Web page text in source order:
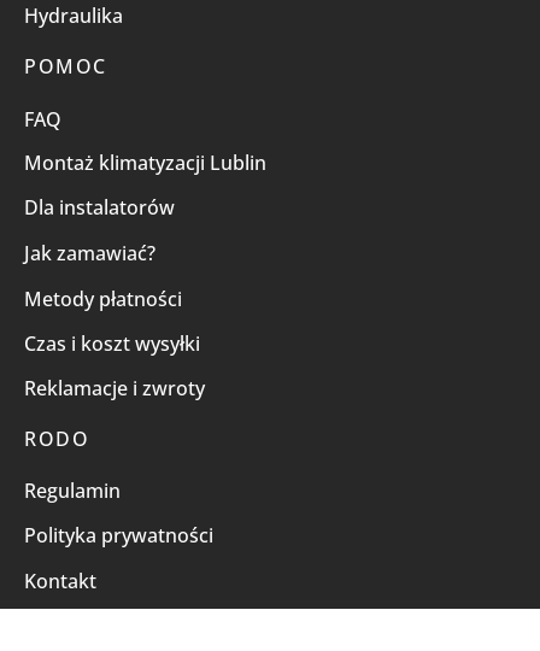
Hydraulika
POMOC
FAQ
Montaż klimatyzacji Lublin
Dla instalatorów
Jak zamawiać?
Metody płatności
Czas i koszt wysyłki
Reklamacje i zwroty
RODO
Regulamin
Polityka prywatności
Kontakt